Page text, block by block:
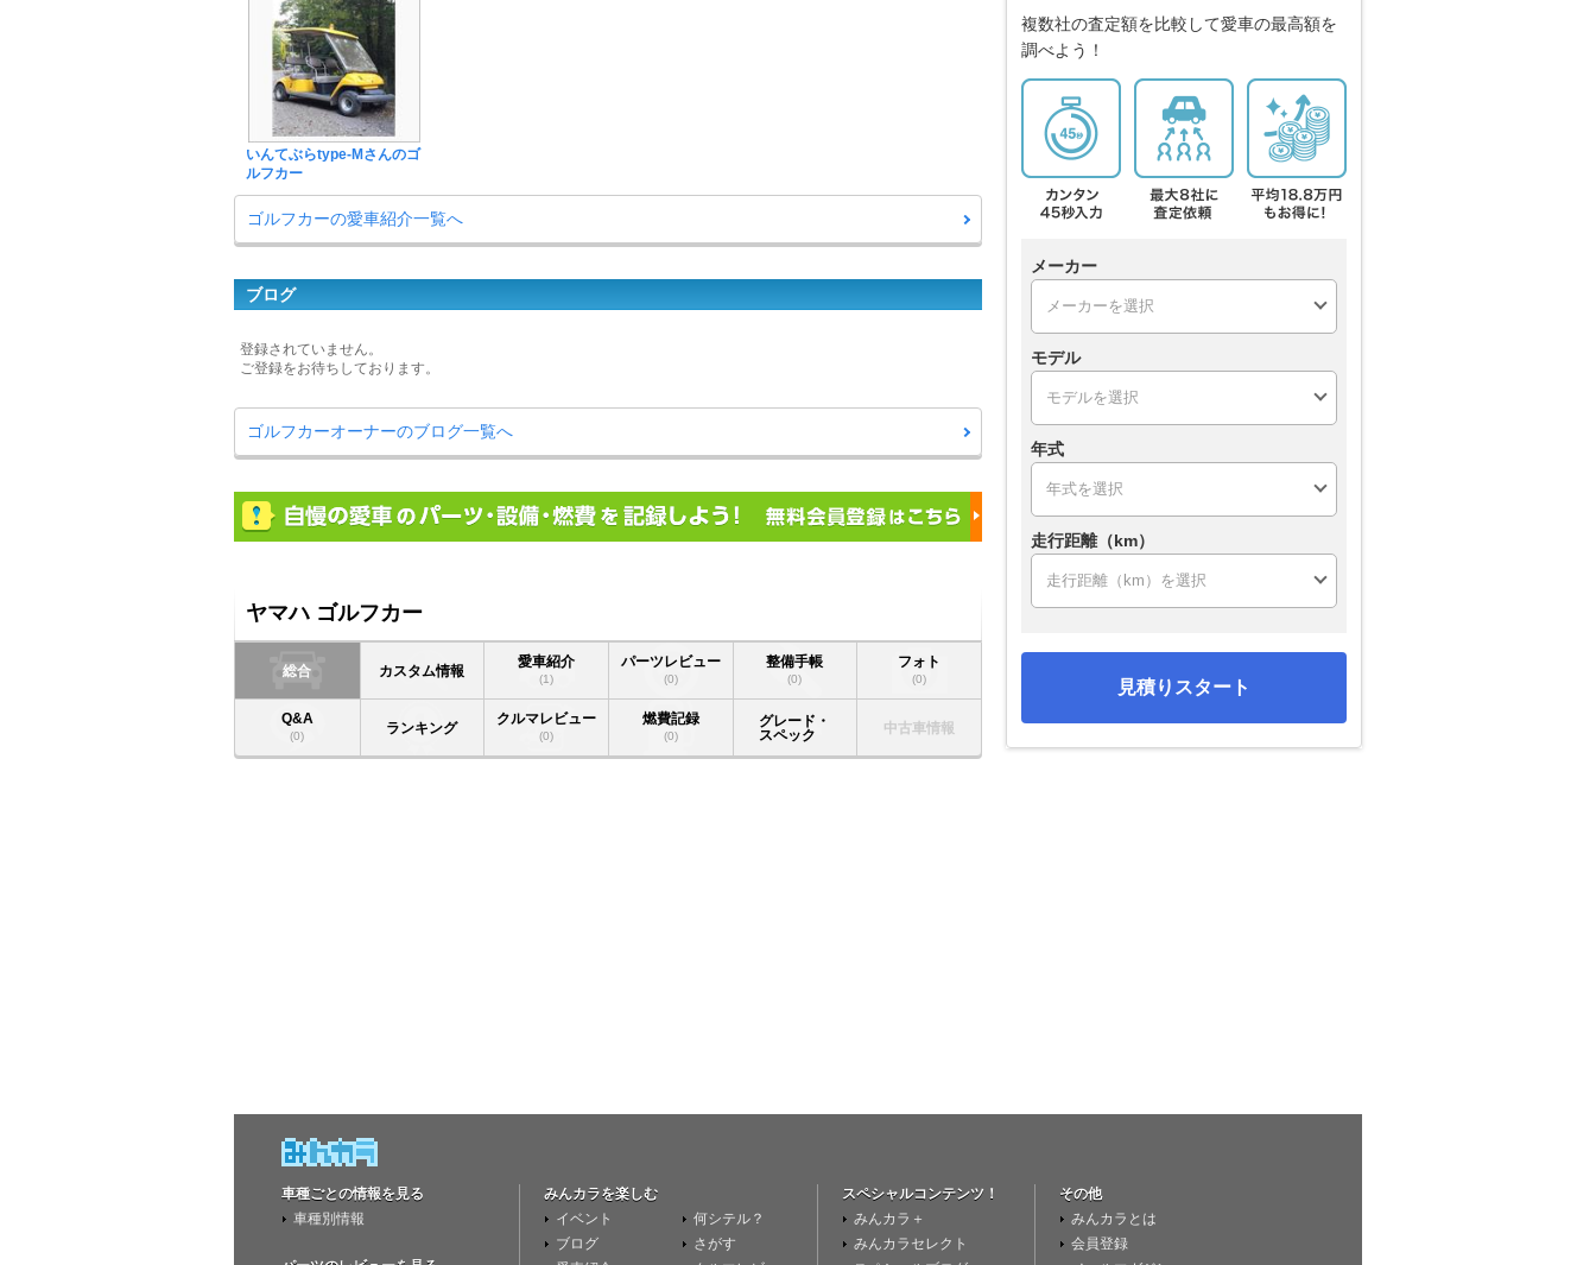
いんてぶらtype-Mさんのゴ
ルフカー
ゴルフカーの愛車紹介一覧へ
ブログ
登録されていません。
ご登録をお待ちしております。
ゴルフカーオーナーのブログ一覧へ
ヤマハ ゴルフカー
総合 カスタム情報
愛車紹介
(1)
パーツレビュー
(0)
整備手帳
(0)
フォト
(0)
Q&A
(0) ランキング
クルマレビュー
(0)
燃費記録
(0)
グレード・
スペック
中古車情報
複数社の査定額を比較して愛車の最高額を
調べよう！
メーカー
モデル
年式
走行距離（km）
見積りスタート
車種ごとの情報を見る
車種別情報
みんカラを楽しむ
イベント
ブログ
何シテル？
さがす
スペシャルコンテンツ！
みんカラ＋
みんカラセレクト
その他
みんカラとは
会員登録